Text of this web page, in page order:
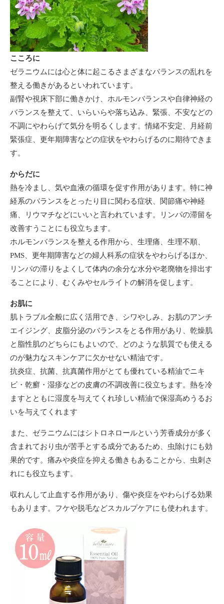
こころに
ゼラニウムには心と体に起こるさまざまなバランスの乱れを
整える働きがあるといわれています。
副腎や視床下部に働きかけ、ホルモンバランスや自律神経の
バランスを整えて、いらいらや落ち込み、緊張、不安などの
不調にやわらげて気分を明るくします。情緒不安定、月経前
緊張症、更年期障害などの症状をやわらげるのに期待できま
す。
からだに
熱を冷まし、気や血液の循環を促す作用があります。特に神
経系のバランスをとったり目に関わる症状、関節痛や神経
痛、リウマチなどにいいと言われています。リンパの滞留を
改善すうことにも役立ちます。
ホルモンバランスを整える作用から、生理痛、生理不順、
PMS、更年期障害などの婦人科系の症状をやわらげるほか、
リンパの滞りをよくして体内の余分な水分や老廃物を排出す
ることにより、むくみやセルライトの解消を促します。
お肌に
肌トラブル全般に広く活用でき、シワやしみ、お肌のアンチ
エイジング、皮脂分泌のバランスをとる作用があり、乾燥肌
と脂性肌のどちらにもよいので、どのような肌質でも使える
のが魅力なスキンケアに欠かせない精油です。
抗炎症、抗菌、抗真菌作用がとても優れている精油でニキ
ビ・乾癬・湿疹などの皮膚の不調改善に役立ちます。熱を冷
ますとともに湿度を与えてくれ珍しい精油で保湿高めうるお
いを与えてくれます
また、ゼラニウムにはシトロネロールという芳香成分が多く
含まれており虫が苦手とする成分であるため、虫除けにも効
果的です。痛みや炎症を抑える働きもあることから、虫刺さ
れにも役立ちます。
収れんして止血する作用があり、傷や炎症をやわらげる効果
もあります。フケや脱毛などスカルプケアにも使われます。